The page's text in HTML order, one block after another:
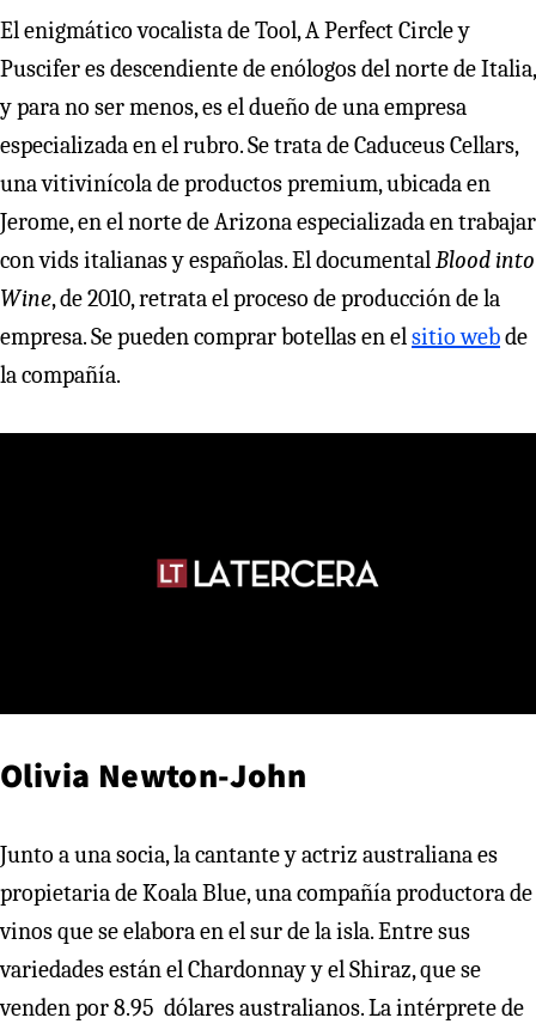
El enigmático vocalista de Tool, A Perfect Circle y
Puscifer es descendiente de enólogos del norte de Italia,
y para no ser menos, es el dueño de una empresa
especializada en el rubro. Se trata de Caduceus Cellars,
una vitivinícola de productos premium, ubicada en
Jerome, en el norte de Arizona especializada en trabajar
con vids italianas y españolas. El documentalBlood into
Wine, de 2010, retrata el proceso de producción de la
empresa. Se pueden comprar botellas en elsitio webde
la compañía.
Olivia Newton-John
Junto a una socia, la cantante y actriz australiana es
propietaria de Koala Blue, una compañía productora de
vinos que se elabora en el sur de la isla. Entre sus
variedades están el Chardonnay y el Shiraz, que se
venden por 8.95 dólares australianos. La intérprete de